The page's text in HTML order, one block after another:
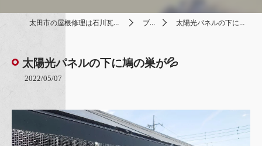
太田市の屋根修理は石川瓦工業株式会社 ブログ 太陽光パネルの下に鳩の巣が💦
太陽光パネルの下に鳩の巣が💦
2022/05/07